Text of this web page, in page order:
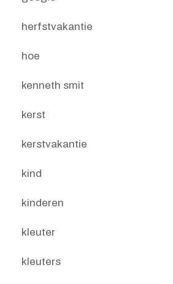
herfstvakantie
hoe
kenneth smit
kerst
kerstvakantie
kind
kinderen
kleuter
kleuters